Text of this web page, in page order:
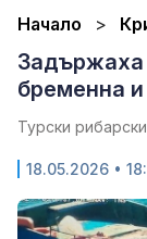
Начало
Задържаха
бременна
Турски
18.05.2026 •